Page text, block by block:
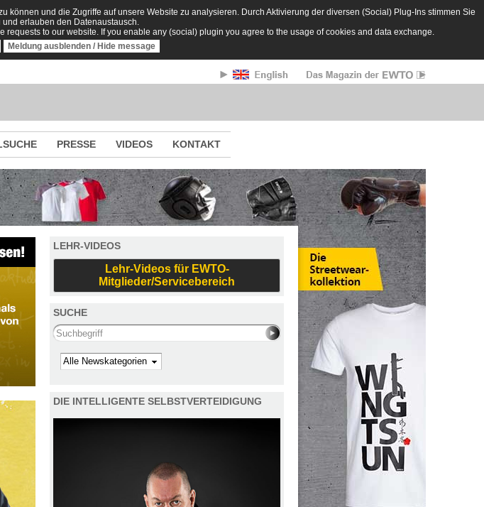
und die Zugriffe auf unsere Website zu analysieren. Durch Aktivierung der diversen (Social) Plug-Ins stimmen Sie
erlauben den Datenaustausch.
to our website. If you enable any (social) plugin you agree to the usage of cookies and data exchange.
Meldung ausblenden / Hide message
PRESSE VIDEOS KONTAKT
LEHR-VIDEOS
Lehr-Videos für EWTO-
Mitglieder/Servicebereich
SUCHE
Search this site
Kategorie
DIE INTELLIGENTE SELBSTVERTEIDIGUNG